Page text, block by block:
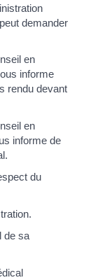
demander
en
informe
rendu devant
en
informe de
du
de sa